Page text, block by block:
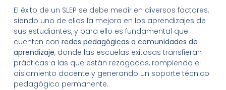
El éxito de un SLEP se debe medir en diversos factores,
siendo uno de ellos la mejora en los aprendizajes de
sus estudiantes, y para ello es fundamental que
cuenten con redes pedagógicas o comunidades de
aprendizaje, donde las escuelas exitosas transfieran
prácticas a las que están rezagadas, rompiendo el
aislamiento docente y generando un soporte técnico
pedagógico permanente.